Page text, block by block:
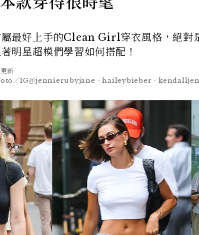
最好上手的Clean Girl穿衣風格，絕對
明星超模們學習如何搭配！
更新
／IG＠jennierubyjane、haileybieber、